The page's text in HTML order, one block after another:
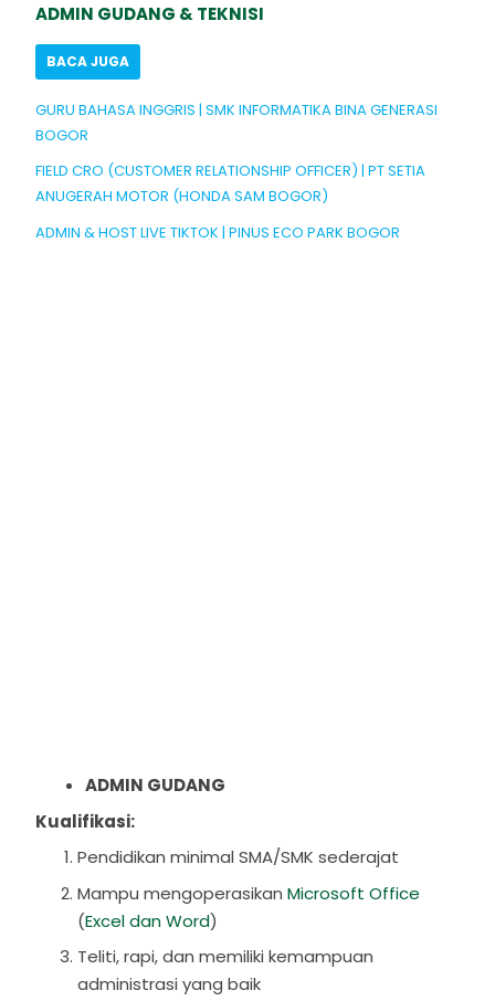
ADMIN GUDANG & TEKNISI
BACA JUGA
GURU BAHASA INGGRIS | SMK INFORMATIKA BINA GENERASI
BOGOR
FIELD CRO (CUSTOMER RELATIONSHIP OFFICER) | PT SETIA
ANUGERAH MOTOR (HONDA SAM BOGOR)
ADMIN & HOST LIVE TIKTOK | PINUS ECO PARK BOGOR
ADMIN GUDANG
Kualifikasi:
Pendidikan minimal SMA/SMK sederajat
Mampu mengoperasikan Microsoft Office
(Excel dan Word)
Teliti, rapi, dan memiliki kemampuan
administrasi yang baik